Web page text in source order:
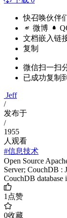
快召唤伙伴
微博
文档嵌入链
复制
微信扫一扫
已成功复制
Jeff
/
发布于
/
1955
人观看
#信息技术
Open Source
Server; CouchDB :
CouchDB database
1点赞
0收藏